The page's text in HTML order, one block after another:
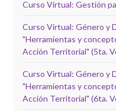
Curso Virtual: Gestión
Curso Virtual: Género y
"Herramientas y
Acción Territorial" (5ta.
Curso Virtual: Género y
"Herramientas y
Acción Territorial" (6ta.